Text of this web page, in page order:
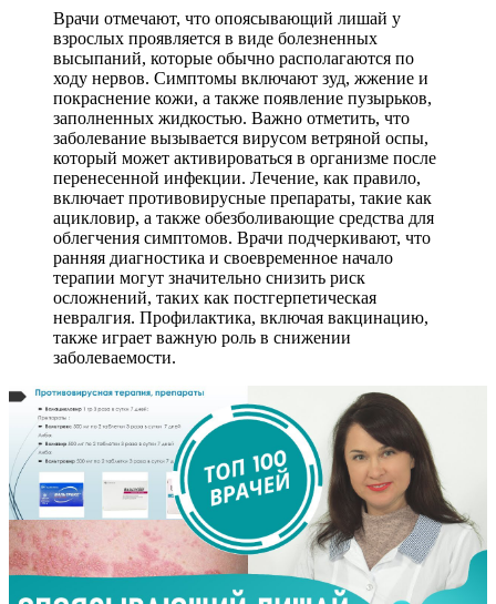
Врачи отмечают, что опоясывающий лишай у
взрослых проявляется в виде болезненных
высыпаний, которые обычно располагаются по
ходу нервов. Симптомы включают зуд, жжение и
покраснение кожи, а также появление пузырьков,
заполненных жидкостью. Важно отметить, что
заболевание вызывается вирусом ветряной оспы,
который может активироваться в организме после
перенесенной инфекции. Лечение, как правило,
включает противовирусные препараты, такие как
ацикловир, а также обезболивающие средства для
облегчения симптомов. Врачи подчеркивают, что
ранняя диагностика и своевременное начало
терапии могут значительно снизить риск
осложнений, таких как постгерпетическая
невралгия. Профилактика, включая вакцинацию,
также играет важную роль в снижении
заболеваемости.